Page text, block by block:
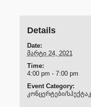
Details
Date:
მარტი 24, 2021
Time:
4:00 pm - 7:00 pm
Event Category:
კონცერტები/